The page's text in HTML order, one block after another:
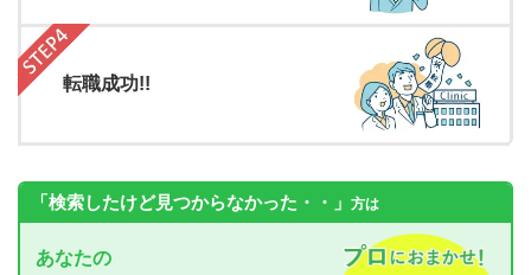
転職成功!!
「検索したけど見つからなかった・・」 方は
あなたの